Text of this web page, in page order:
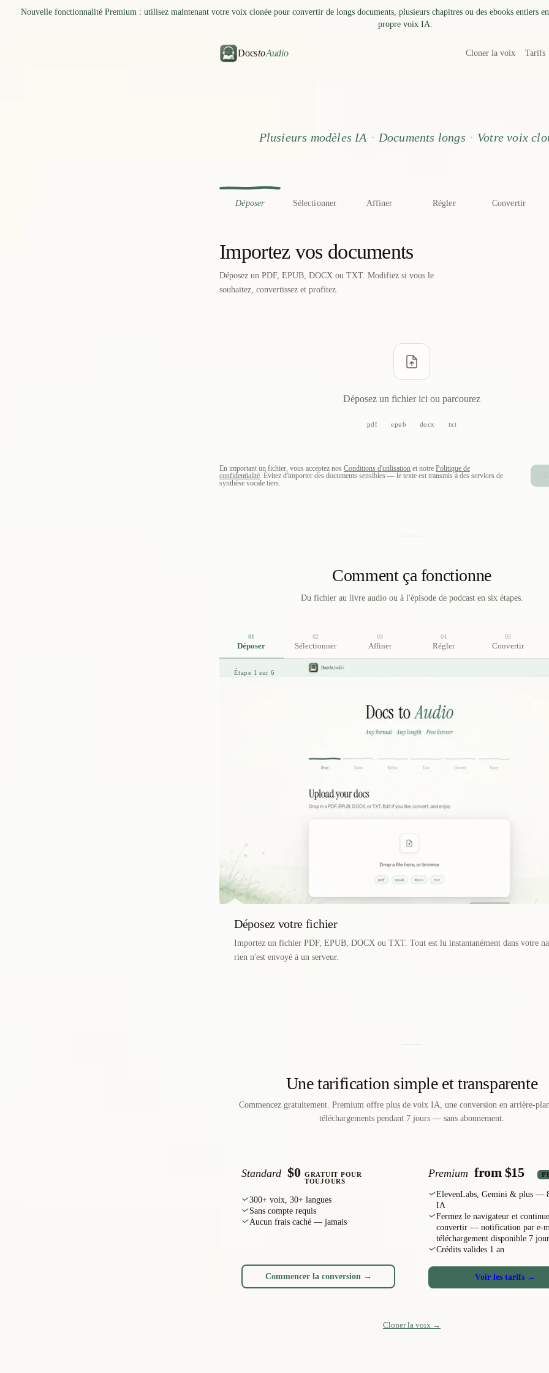
Nouvelle fonctionnalité Premium : utilisez maintenant votre voix clonée pour convertir de longs documents, plusieurs chapitres ou des ebooks entiers
propre voix IA.
DocstoAudio Cloner la voix Tarifs
Transformez de longs documents en
Plusieurs modèles IA · Documents longs · Votre voix
Déposer Sélectionner Affiner Régler Convertir
Importez vos documents
Déposez un PDF, EPUB, DOCX ou TXT. Modifiez si vous le
souhaitez, convertissez et profitez.
Déposez un fichier ici ou parcourez
pdf epub docx txt
En important un fichier, vous acceptez nos Conditions d'utilisation et notre Politique de
confidentialité . Évitez d'importer des documents sensibles — le texte est transmis à des services de
synthèse vocale tiers.
Comment ça fonctionne
Du fichier au livre audio ou à l'épisode de podcast en six étapes.
01
Déposer
02
Sélectionner
03
Affiner
04
Régler
05
Convertir
Étape 1 sur 6
Déposez votre fichier
Importez un fichier PDF, EPUB, DOCX ou TXT. Tout est lu instantanément dans votre
rien n'est envoyé à un serveur.
Une tarification simple et transparente
Commencez gratuitement. Premium offre plus de voix IA, une conversion en arrière-
téléchargements pendant 7 jours — sans abonnement.
Standard $0
GRATUIT POUR
TOUJOURS
300+ voix, 30+ langues
Sans compte requis
Aucun frais caché — jamais
Commencer la conversion →
Premium from $15
ElevenLabs, Gemini & plus —
IA
Fermez le navigateur et
convertir — notification par e-
téléchargement disponible 7
Crédits valides 1 an
Voir les tarifs →
Cloner la voix →